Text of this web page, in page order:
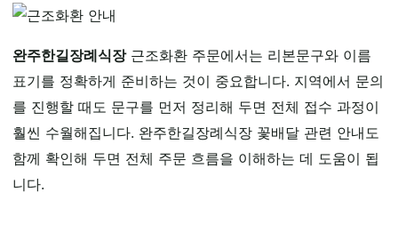
완주한길장례식장근조화환 주문에서는 리본문구와 이름
표기를 정확하게 준비하는 것이 중요합니다. 지역에서 문의
를 진행할 때도 문구를 먼저 정리해 두면 전체 접수 과정이
훨씬 수월해집니다. 완주한길장례식장 꽃배달 관련 안내도
함께 확인해 두면 전체 주문 흐름을 이해하는 데 도움이 됩
니다.